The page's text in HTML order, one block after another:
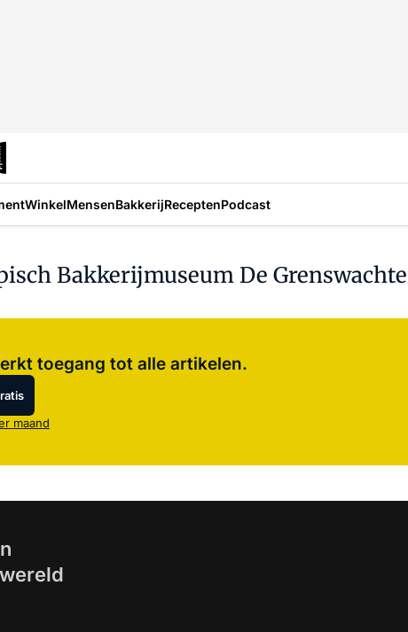
WinkelMensenBakkerijReceptenPodcast
Bakkerijmuseum De
toegang tot alle artikelen.
maand